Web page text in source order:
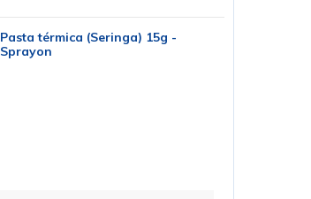
Pasta térmica (Seringa) 15g -
Sprayon